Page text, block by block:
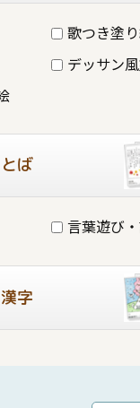
歌つき塗
デッサン
ば
言葉遊び
字